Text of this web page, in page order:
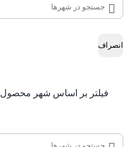
انصراف
فیلتر بر اساس شهر محصول